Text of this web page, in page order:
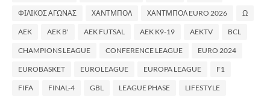
ΦΙΛΙΚΟΣ ΑΓΩΝΑΣ ΧΑΝΤΜΠΟΛ ΧΑΝΤΜΠΟΛ EURO 2026 Ω
AEK AEK B' AEK FUTSAL AEK K9-19 AEKTV BCL
CHAMPIONS LEAGUE CONFERENCE LEAGUE EURO 2024
EUROBASKET EUROLEAGUE EUROPA LEAGUE F1
FIFA FINAL-4 GBL LEAGUE PHASE LIFESTYLE